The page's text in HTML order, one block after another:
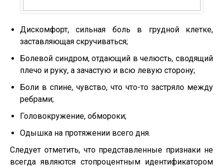
Дискомфорт, сильная боль в грудной клетке,
заставляющая скручиваться;
Болевой синдром, отдающий в челюсть, сводящий
плечо и руку, а зачастую и всю левую сторону;
Боли в спине, чувство, что что-то застряло между
ребрами;
Головокружение, обмороки;
Одышка на протяжении всего дня.
Следует отметить, что представленные признаки не
всегда являются стопроцентным идентификатором